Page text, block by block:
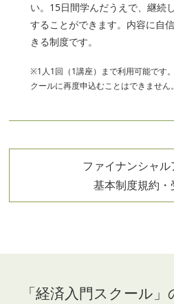
い。15日間学んだうえで、継続
することができます。内容に自
きる制度です。
※1人1回（1講座）まで利用可能で
クールに再度申込むことはできません。
ファイナンシャ
基本制度規約・
「経済入門スクール